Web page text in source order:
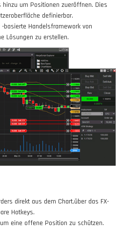
hinzu um Positionen zueröffnen. Dies
definierbar.
basierte Handelsframework von
Lösungen zu erstellen.
direkt aus dem Chart,über das FX-
Hotkeys.
eine offene Position zu schützen.